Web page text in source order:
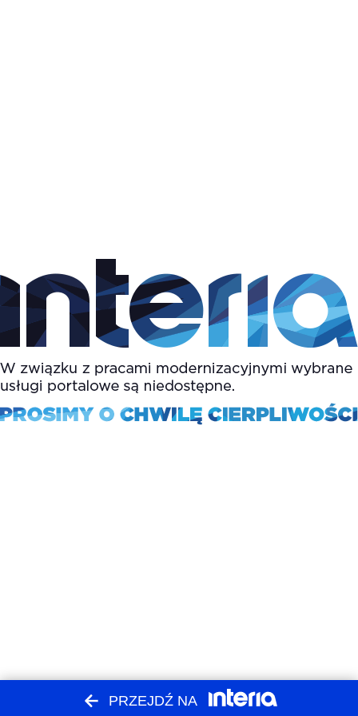
PRZEJDŹ NA